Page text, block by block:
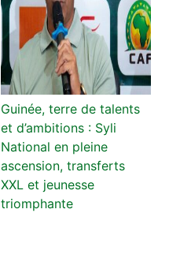
Guinée, terre de talents
et d’ambitions : Syli
National en pleine
ascension, transferts
XXL et jeunesse
triomphante